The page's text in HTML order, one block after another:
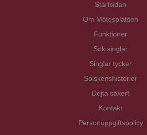
Startsidan
Om Mötesplatsen
Funktioner
Sök singlar
Singlar tycker
Solskenshistorier
Dejta säkert
Kontakt
Personuppgiftspolicy